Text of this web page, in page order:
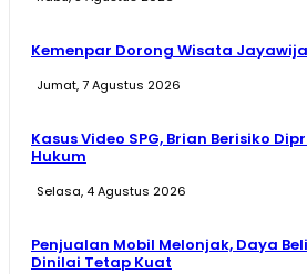
Kemenpar Dorong Wisata
Jumat, 7 Agustus 2026
Kasus Video SPG, Brian Berisiko
Hukum
Selasa, 4 Agustus 2026
Penjualan Mobil Melonjak, Daya Beli
Dinilai Tetap Kuat